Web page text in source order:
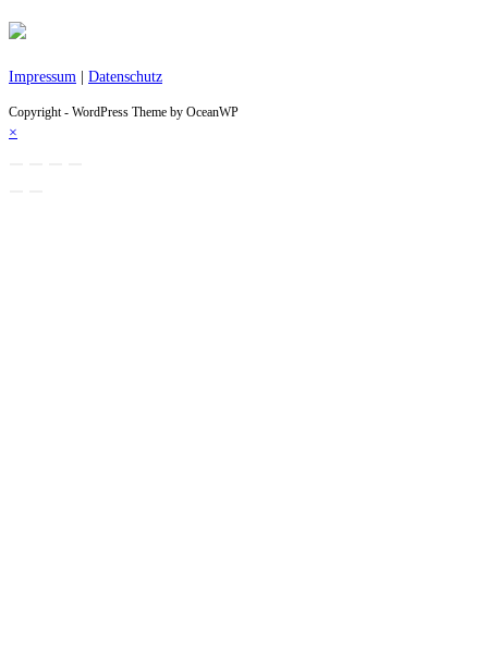
Impressum Datenschutz
Copyright - WordPress Theme by OceanWP
×